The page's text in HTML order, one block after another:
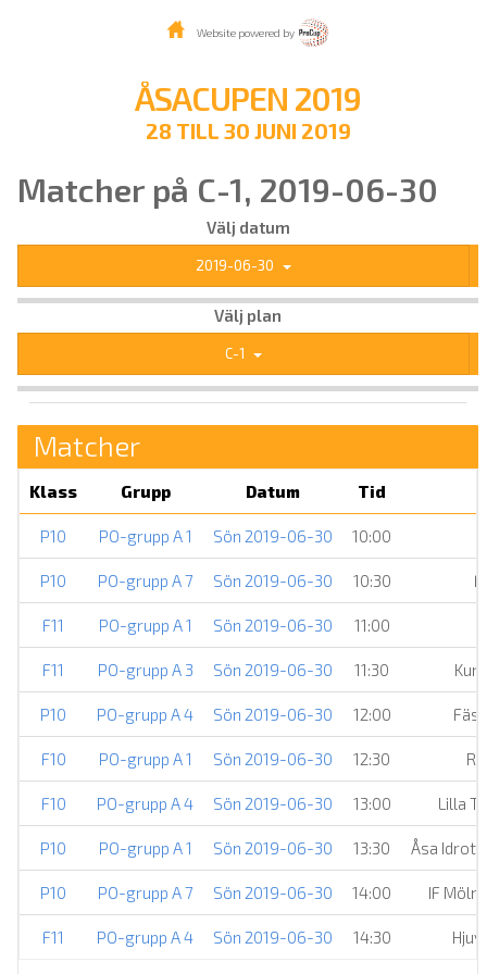
Website powered by
ÅSACUPEN 2019
28 TILL 30 JUNI 2019
Matcher på C-1, 2019-06-30
Välj datum
2019-06-30
Välj plan
C-1
Matcher
Klass Grupp Datum Tid
P10 PO-grupp A 1 Sön 2019-06-30 10:00
P10 PO-grupp A 7 Sön 2019-06-30 10:30
F11 PO-grupp A 1 Sön 2019-06-30 11:00
F11 PO-grupp A 3 Sön 2019-06-30 11:30
P10 PO-grupp A 4 Sön 2019-06-30 12:00
F10 PO-grupp A 1 Sön 2019-06-30 12:30
F10 PO-grupp A 4 Sön 2019-06-30 13:00 Lilla
P10 PO-grupp A 1 Sön 2019-06-30 13:30 Åsa
P10 PO-grupp A 7 Sön 2019-06-30 14:00 IF
F11 PO-grupp A 4 Sön 2019-06-30 14:30